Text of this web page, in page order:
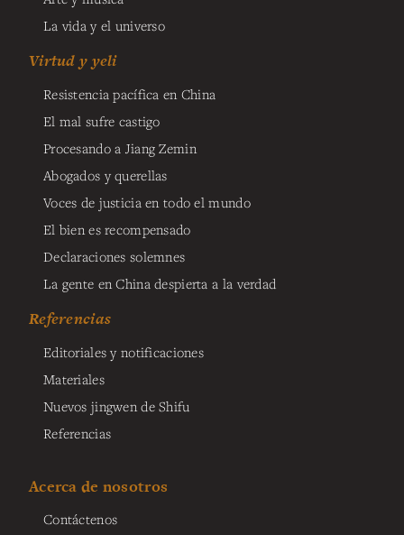
La vida y el universo
Virtud y yeli
Resistencia pacífica en China
El mal sufre castigo
Procesando a Jiang Zemin
Abogados y querellas
Voces de justicia en todo el mundo
El bien es recompensado
Declaraciones solemnes
La gente en China despierta a la verdad
Referencias
Editoriales y notificaciones
Materiales
Nuevos jingwen de Shifu
Referencias
Acerca de nosotros
Contáctenos